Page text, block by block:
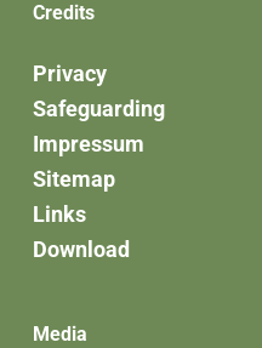
Credits
Privacy
Safeguarding
Impressum
Sitemap
Links
Download
Media